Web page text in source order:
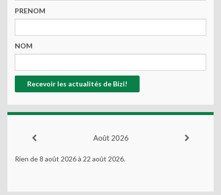
PRENOM
NOM
Août 2026
Rien de 8 août 2026 à 22 août 2026.